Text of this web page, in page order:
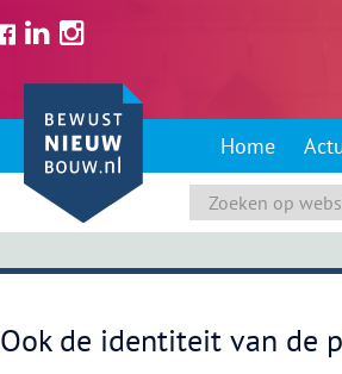
Home
Ook de identiteit van de